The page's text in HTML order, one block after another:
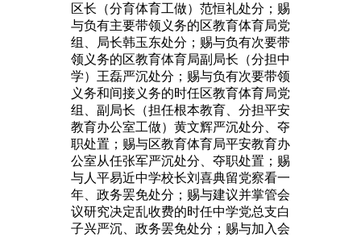
区长（分育体育工做）范恒礼处分；赐
与负有主要带领义务的区教育体育局党
组、局长韩玉东处分；赐与负有次要带
领义务的区教育体育局副局长（分担中
学）王磊严沉处分；赐与负有次要带领
义务和间接义务的时任区教育体育局党
组、副局长（担任根本教育、分担平安
教育办公室工做）黄文辉严沉处分、夺
职处置；赐与区教育体育局平安教育办
公室从任张军严沉处分、夺职处置；赐
与人平易近中学校长刘喜典留党察看一
年、政务罢免处分；赐与建议并掌管会
议研究决定乱收费的时任中学党总支白
子兴严沉、政务罢免处分；赐与加入会